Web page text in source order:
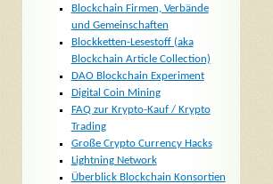
Blockchain Firmen, Verbände
und Gemeinschaften
Blockketten-Lesestoff (aka
Blockchain Article Collection)
DAO Blockchain Experiment
Digital Coin Mining
FAQ zur Krypto-Kauf / Krypto
Trading
Große Crypto Currency Hacks
Lightning Network
Überblick Blockchain Konsortien